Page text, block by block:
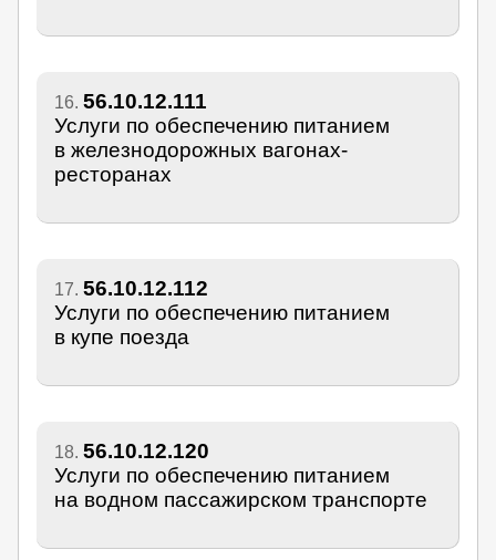
16. 56.10.12.111
Услуги по обеспечению питанием
в железнодорожных вагонах-
ресторанах
17. 56.10.12.112
Услуги по обеспечению питанием
в купе поезда
18. 56.10.12.120
Услуги по обеспечению питанием
на водном пассажирском транспорте